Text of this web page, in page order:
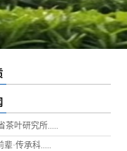
茶叶研究所.....
辈·传承科.....